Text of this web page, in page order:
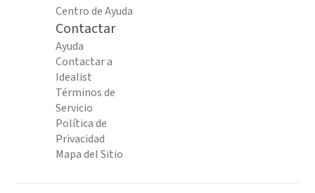
Centro de Ayuda
Contactar
Ayuda
Contactar a
Idealist
Términos de
Servicio
Política de
Privacidad
Mapa del Sitio